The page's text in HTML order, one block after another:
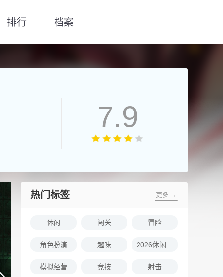
排行 档案
7.9
热门标签 更多 →
休闲 闯关 冒险
角色扮演 趣味
模拟经营 竞技 射击